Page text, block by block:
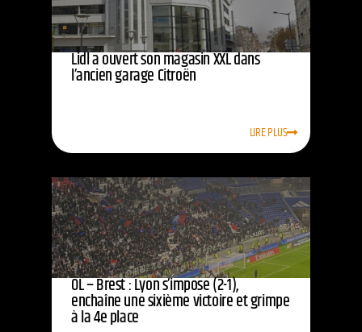
Lidl a ouvert son magasin XXL dans
l’ancien garage Citroën
LIRE PLUS
OL – Brest : Lyon s’impose (2-1),
enchaîne une sixième victoire et grimpe
à la 4e place